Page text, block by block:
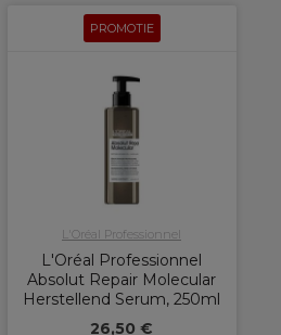
PROMOTIE
L'Oréal Professionnel
L'Oréal Professionnel
Absolut Repair Molecular
Herstellend Serum, 250ml
26,50 €